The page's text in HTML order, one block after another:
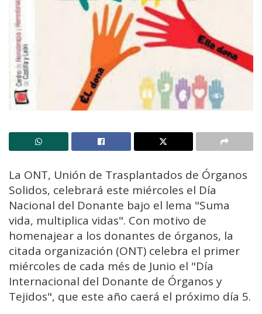
La ONT, Unión de Trasplantados de Órganos
Solidos, celebrará este miércoles el Día
Nacional del Donante bajo el lema "Suma
vida, multiplica vidas". Con motivo de
homenajear a los donantes de órganos, la
citada organización (ONT) celebra el primer
miércoles de cada més de Junio el "Día
Internacional del Donante de Órganos y
Tejidos", que este año caerá el próximo día 5.